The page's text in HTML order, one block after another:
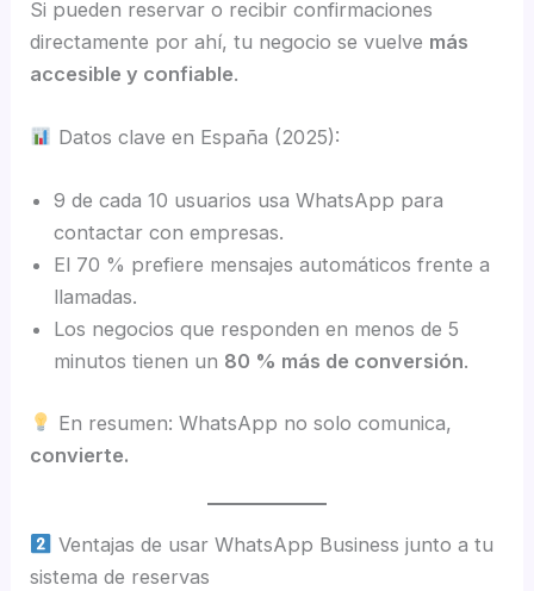
Si pueden reservar o recibir confirmaciones
directamente por ahí, tu negocio se vuelve más
accesible y confiable.
Datos clave en España (2025):
9 de cada 10 usuarios usa WhatsApp para
contactar con empresas.
El 70 % prefiere mensajes automáticos frente a
llamadas.
Los negocios que responden en menos de 5
minutos tienen un 80 % más de conversión.
En resumen: WhatsApp no solo comunica,
convierte.
Ventajas de usar WhatsApp Business junto a tu
sistema de reservas